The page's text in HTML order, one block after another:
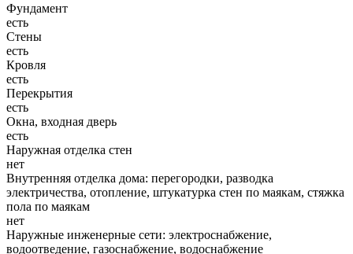
Фундамент
есть
Стены
есть
Кровля
есть
Перекрытия
есть
Окна, входная дверь
есть
Наружная отделка стен
нет
Внутренняя отделка дома: перегородки, разводка
электричества, отопление, штукатурка стен по маякам, стяжка
пола по маякам
нет
Наружные инженерные сети: электроснабжение,
водоотведение, газоснабжение, водоснабжение